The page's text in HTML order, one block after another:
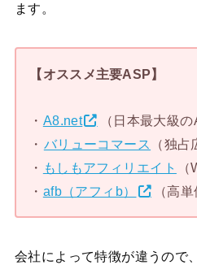
ます。
【オススメ主要ASP】
・ A8.net
（日本最大級の
・ バリューコマース
（独占
・ もしもアフィリエイト
・ afb（アフィb） （高
会社によって特徴が違うので